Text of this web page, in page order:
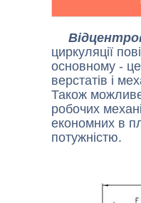
циркуляції
основному -
верстатів і
Також
робочих
економних в
потужністю.